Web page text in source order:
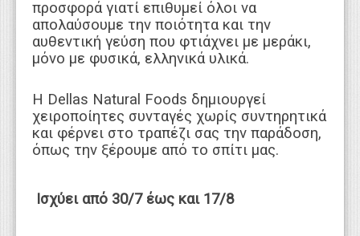
προσφορά γιατί επιθυμεί όλοι να
απολαύσουμε την ποιότητα και την
αυθεντική γεύση που φτιάχνει με μεράκι,
μόνο με φυσικά, ελληνικά υλικά.
Η Dellas Natural Foods δημιουργεί
χειροποίητες συνταγές χωρίς συντηρητικά
και φέρνει στο τραπέζι σας την παράδοση,
όπως την ξέρουμε από το σπίτι μας.
Ισχύει από 30/7 έως και 17/8